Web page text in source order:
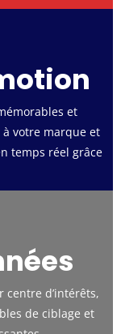
et
votre marque et
temps réel grâce
centre d’intérêts,
de ciblage et